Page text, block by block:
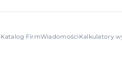
Katalog FirmWiadomości Kalkulatory